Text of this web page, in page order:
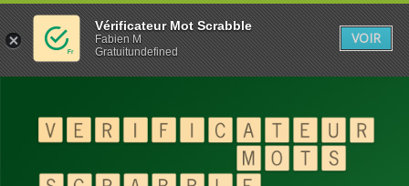
Vérificateur Mot Scrabble
Fabien M
Gratuitundefined
VOIR